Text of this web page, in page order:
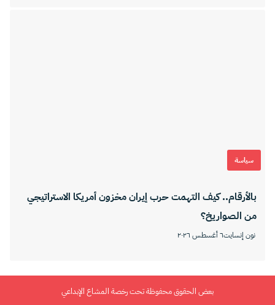
سياسة
بالأرقام.. كيف التهمت حرب إيران مخزون أمريكا الاستراتيجي
من الصواريخ؟
نون إنسايت٦ أغسطس ٢٠٢٦
بعض الحقوق محفوظة تحت رخصة المشاع الإبداعي